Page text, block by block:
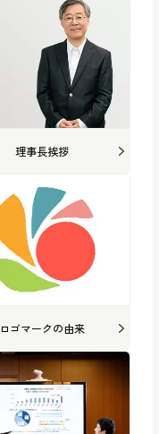
理事長挨拶
ロゴマークの由来